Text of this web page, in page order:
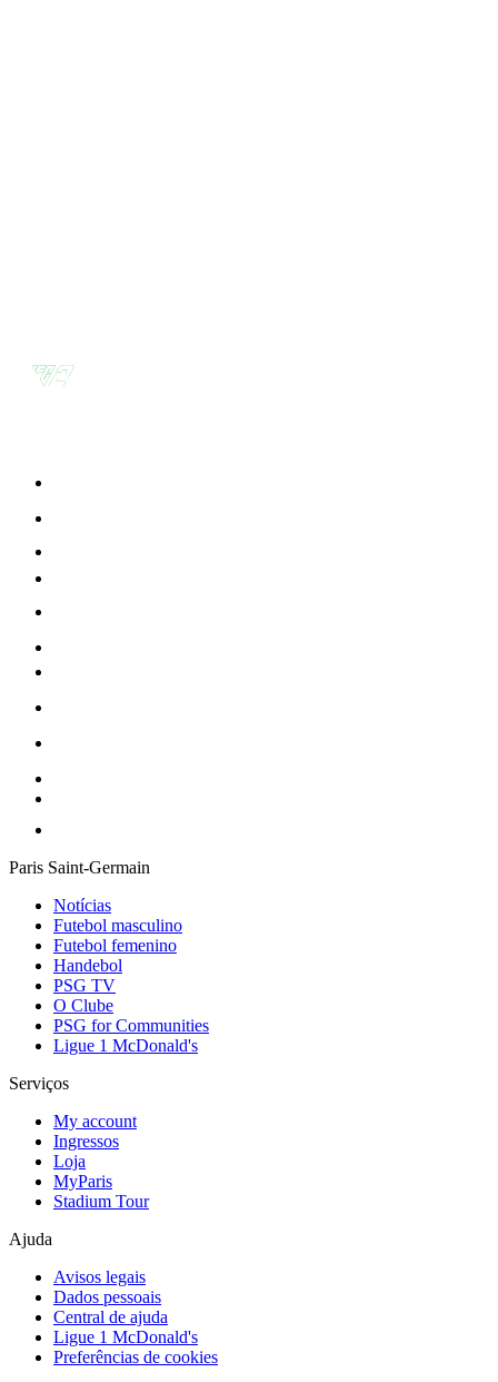
Paris Saint-Germain
Notícias
Futebol masculino
Futebol femenino
Handebol
PSG TV
O Clube
PSG for Communities
Ligue 1 McDonald's
Serviços
My account
Ingressos
Loja
MyParis
Stadium Tour
Ajuda
Avisos legais
Dados pessoais
Central de ajuda
Ligue 1 McDonald's
Preferências de cookies